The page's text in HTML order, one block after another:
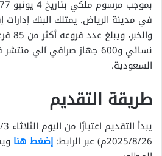
في مدينة الرياض. يمتلك البنك
نسائي و600 جهاز صرافي آلي
السعودية.
طريقة التقديم
2025/8/26م) عبر الرابط:
إضغط هنا